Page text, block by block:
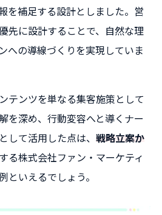
を補足する設計としました。営
先に設計することで、自然な理
への導線づくりを実現していま
テンツを単なる集客施策として
を深め、行動変容へと導くナー
して活用した点は、 戦略立案か
る株式会社ファン・マーケティ
といえるでしょう。